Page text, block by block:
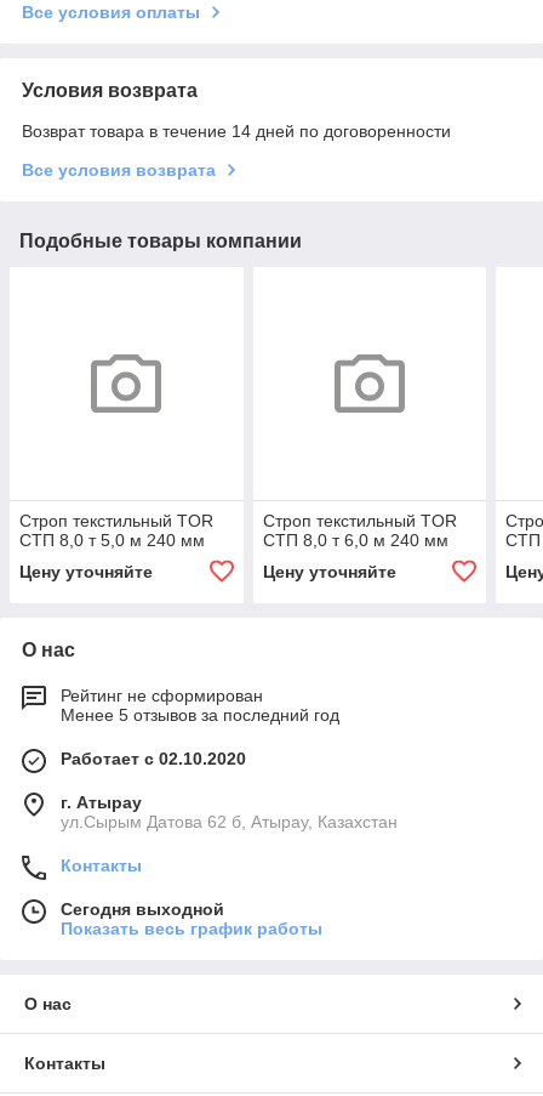
Все условия оплаты
Условия возврата
Возврат товара в течение 14 дней по договоренности
Все условия возврата
Подобные товары компании
Строп текстильный TOR
СТП 8,0 т 5,0 м 240 мм
Цену уточняйте
Строп текстильный TOR
СТП 8,0 т 6,0 м 240 мм
Цену уточняйте
СТП
О нас
Рейтинг не сформирован
Менее 5 отзывов за последний год
Работает с 02.10.2020
г. Атырау
ул.Сырым Датова 62 б, Атырау, Казахстан
Контакты
Сегодня выходной
Показать весь график работы
О нас
Контакты